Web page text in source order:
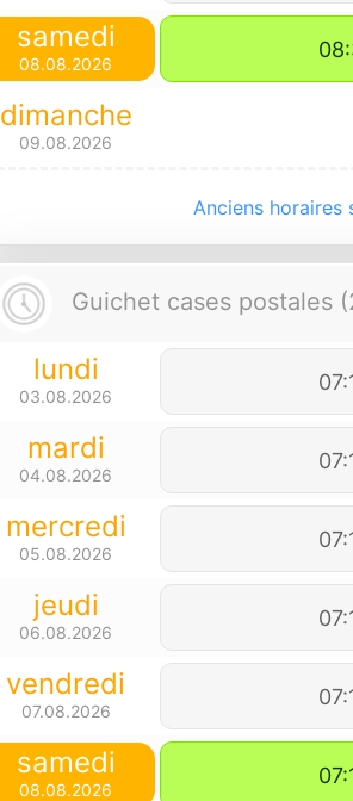
samedi
08.08.2026
dimanche
09.08.2026
Anciens horaires
Guichet cases postales
lundi
03.08.2026
mardi
04.08.2026
mercredi
05.08.2026
jeudi
06.08.2026
vendredi
07.08.2026
samedi
08.08.2026